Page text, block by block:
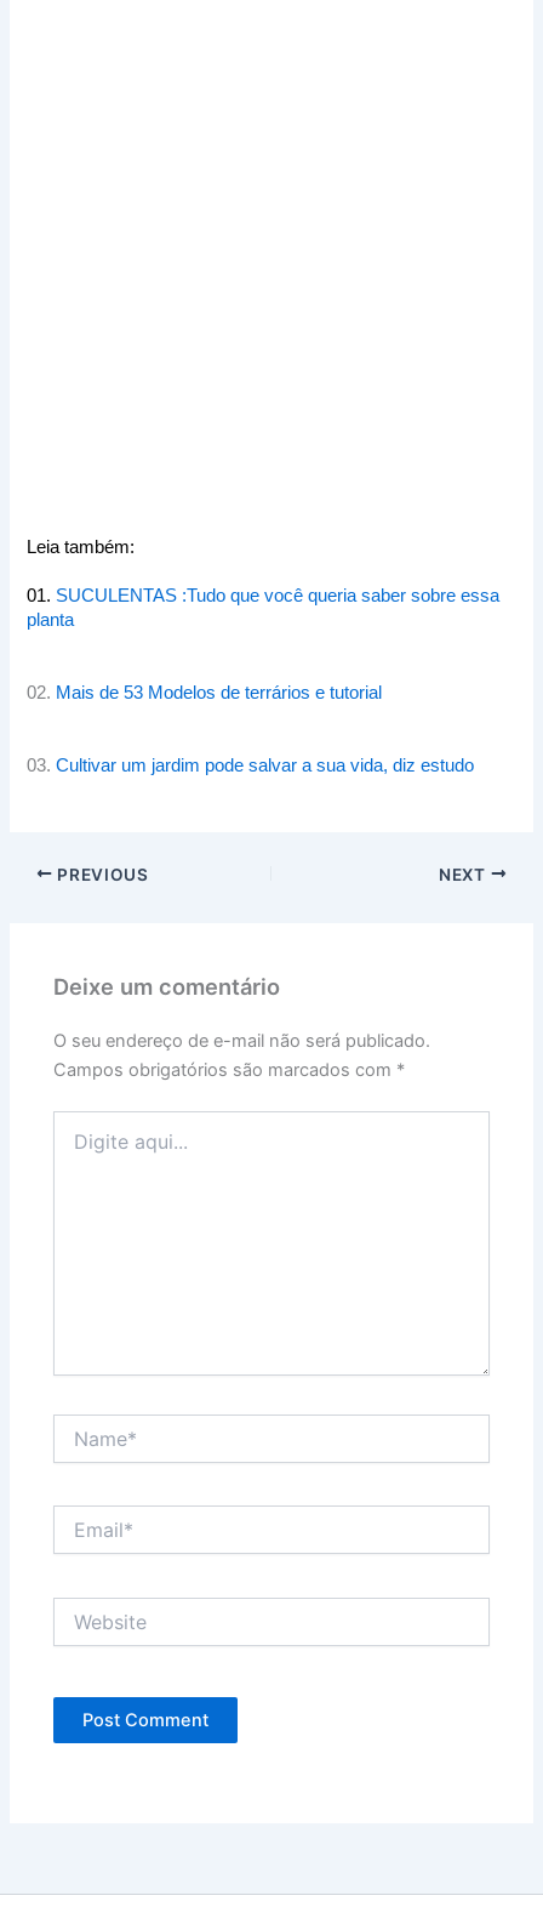
Leia também:
01. SUCULENTAS :Tudo que você queria saber sobre essa
planta
02. Mais de 53 Modelos de terrários e tutorial
03.Cultivar um jardim pode salvar a sua vida, diz estudo
PREVIOUS NEXT
Deixe um comentário
O seu endereço de e-mail não será publicado.
Campos obrigatórios são marcados com *
aqui...